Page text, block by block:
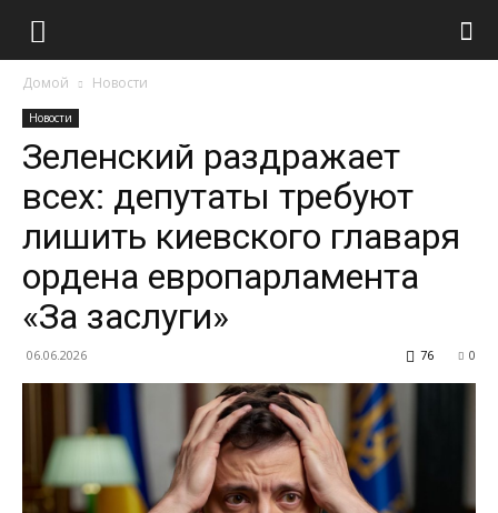
Домой Новости
Новости
Зеленский раздражает
всех: депутаты требуют
лишить киевского главаря
ордена европарламента
«За заслуги»
06.06.2026 0
76